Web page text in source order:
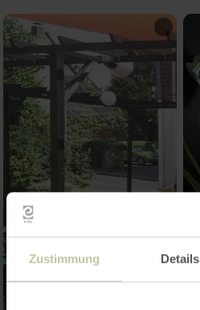
Zustimmung Details